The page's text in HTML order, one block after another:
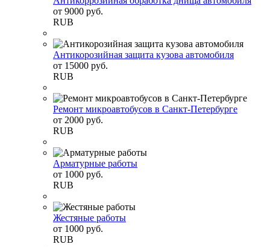
от 9000 руб.
RUB
Антикорозийная защита кузова автомобиля
от 15000 руб.
RUB
Ремонт микроавтобусов в Санкт-Петербурге
от 2000 руб.
RUB
Арматурные работы
от 1000 руб.
RUB
Жестяные работы
от 1000 руб.
RUB